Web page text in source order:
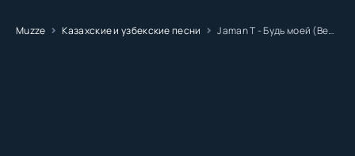
Muzze Казахские и узбекские песни Jaman T - Будь моей (Beknur Remix)